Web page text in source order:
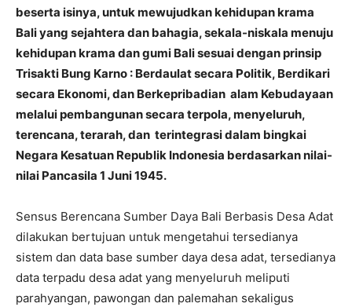
beserta isinya, untuk mewujudkan kehidupan krama
Bali yang sejahtera dan bahagia, sekala-niskala menuju
kehidupan krama dan gumi Bali sesuai dengan prinsip
Trisakti Bung Karno : Berdaulat secara Politik, Berdikari
secara Ekonomi, dan Berkepribadian alam Kebudayaan
melalui pembangunan secara terpola, menyeluruh,
terencana, terarah, dan terintegrasi dalam bingkai
Negara Kesatuan Republik Indonesia berdasarkan nilai-
nilai Pancasila 1 Juni 1945.
Sensus Berencana Sumber Daya Bali Berbasis Desa Adat
dilakukan bertujuan untuk mengetahui tersedianya
sistem dan data base sumber daya desa adat, tersedianya
data terpadu desa adat yang menyeluruh meliputi
parahyangan, pawongan dan palemahan sekaligus